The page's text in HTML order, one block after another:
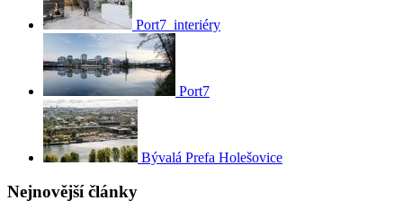
Port7_interiéry
Port7
Bývalá Prefa Holešovice
Nejnovější články